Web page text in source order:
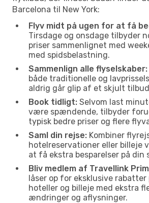
Barcelona til New York:
Flyv midt på ugen for at få
Tirsdage og onsdage tilbyder
priser sammenlignet med
med spidsbelastning.
Sammenlign alle flyselskaber:
både traditionelle og
aldrig går glip af et skjult
Book tidligt: Selvom last
være spændende, tilbyder
typisk bedre priser og flere
Saml din rejse: Kombiner
hotelreservationer eller billeje
at få ekstra besparelser på din
Bliv medlem af Travellink
låser op for eksklusive rabatter
hoteller og billeje med ekstra
ændringer og aflysninger.